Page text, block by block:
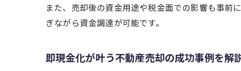
また、売却後の資金用途や税金面での影響も事前
ぎながら資金調達が可能です。
即現金化が叶う不動産売却の成功事例を解